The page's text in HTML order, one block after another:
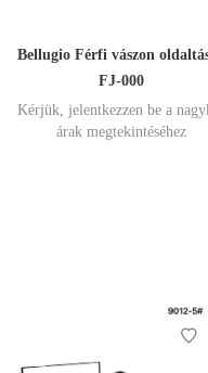
Bellugio Férfi vászon
FJ-000
Kérjük, jelentkezzen be a
árak megtekintéséhez